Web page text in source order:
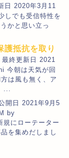
2020年3月11
しでも受信特性を
かと思い立っ
護抵抗を取り
終更新日 2021
今朝は天気が回
は風も無く、ア
...
開日 2021年9月5
by
にローテーター
を集めだしまし